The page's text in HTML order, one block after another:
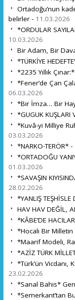
Ortadoğu’nun
belirler - 11.03.2026
*ORDULAR
10.03.2026
Bir Adam, Bir
*TÜRKİYE
*2235 Yıllık
*Fener’de Çan
06.03.2026
*Bir İmza… Bir
*GUGUK KUŞLARI
*Kuvâ-yi Milliye
03.03.2026
*NARKO-TERÖR* -
*ORTADOĞU
01.03.2026
*SAVAŞIN
28.02.2026
*YANLIŞ
HAV HAV DEĞİL,
*KÂBE’DE
*Hocalı Bir Milletin
*Maarif Modeli,
*AZİZ TÜRK
*Türk’ün Vicdanı,
23.02.2026
*Sanal Bahis*
*Semerkant’tan